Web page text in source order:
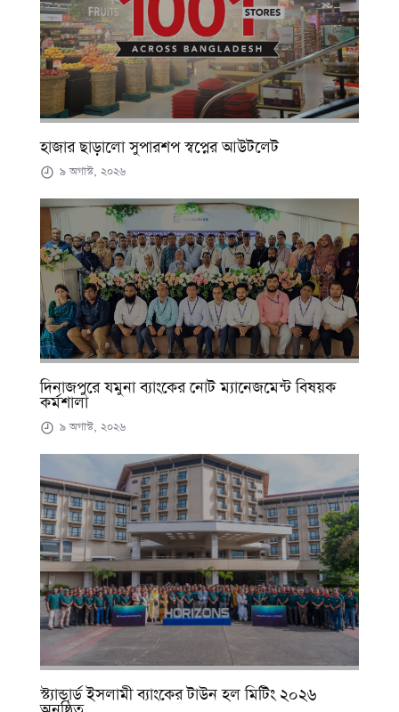
হাজার ছাড়ালো সুপারশপ স্বপ্নের আউটলেট
৯ অগাস্ট, ২০২৬
দিনাজপুরে যমুনা ব্যাংকের নোট ম্যানেজমেন্ট বিষয়ক
কর্মশালা
৯ অগাস্ট, ২০২৬
স্ট্যান্ডার্ড ইসলামী ব্যাংকের টাউন হল মিটিং ২০২৬